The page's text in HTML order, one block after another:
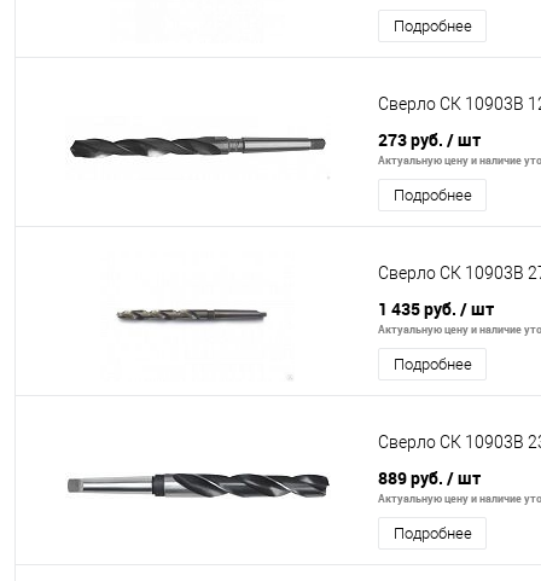
Подробнее
Сверло СК 10903В
273 руб. / шт
Актуальную цену и наличие
Подробнее
Сверло СК 10903В
1 435 руб. / шт
Актуальную цену и наличие
Подробнее
Сверло СК 10903В
889 руб. / шт
Актуальную цену и наличие
Подробнее